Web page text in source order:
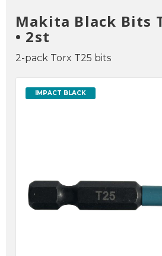
Makita Black Bits
• 2st
2-pack Torx T25 bits
IMPACT BLACK